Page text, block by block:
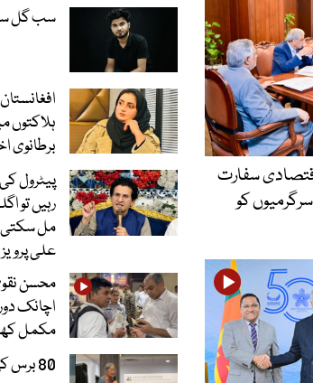
سفارت
سرگرمیوں کو
سب گل
ہلاکتوں
برطانوی
پیٹرول
مل سکتی
علی
محسن
اچانک
مکمل
80